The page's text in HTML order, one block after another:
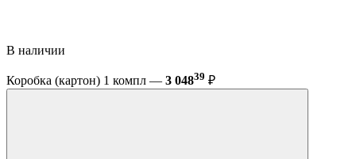
В наличии
Коробка (картон) 1 компл — 3 04839 ₽